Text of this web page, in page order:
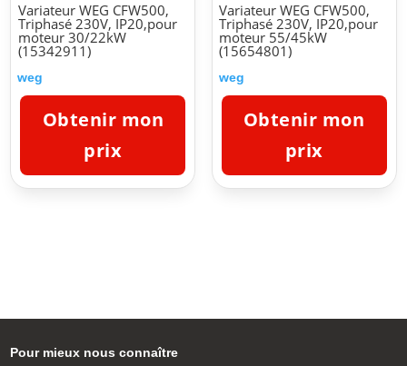
Variateur WEG CFW500,
Triphasé 230V, IP20,pour
moteur 30/22kW
(15342911)
weg
Obtenir mon
prix
Variateur WEG CFW500,
Triphasé 230V, IP20,pour
moteur 55/45kW
(15654801)
weg
Obtenir mon
prix
Pour mieux nous connaître